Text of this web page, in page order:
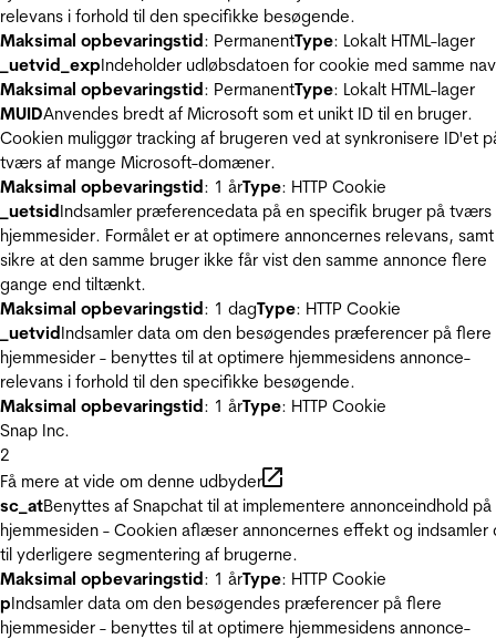
relevans i forhold til den specifikke besøgende.
Maksimal opbevaringstid: PermanentType: Lokalt HTML-lager
_uetvid_expIndeholder udløbsdatoen for cookie med samme
Maksimal opbevaringstid: PermanentType: Lokalt HTML-lager
MUIDAnvendes bredt af Microsoft som et unikt ID til en bruger.
Cookien muliggør tracking af brugeren ved at synkronisere ID'et
tværs af mange Microsoft-domæner.
Maksimal opbevaringstid: 1 årType: HTTP Cookie
_uetsidIndsamler præferencedata på en specifik bruger på tværs
hjemmesider. Formålet er at optimere annoncernes relevans, samt
sikre at den samme bruger ikke får vist den samme annonce flere
gange end tiltænkt.
Maksimal opbevaringstid: 1 dagType: HTTP Cookie
_uetvidIndsamler data om den besøgendes præferencer på flere
hjemmesider - benyttes til at optimere hjemmesidens annonce-
relevans i forhold til den specifikke besøgende.
Maksimal opbevaringstid: 1 årType: HTTP Cookie
Snap Inc.
2
Få mere at vide om denne udbyder
sc_atBenyttes af Snapchat til at implementere annonceindhold på
hjemmesiden - Cookien aflæser annoncernes effekt og indsamler
til yderligere segmentering af brugerne.
Maksimal opbevaringstid: 1 årType: HTTP Cookie
pIndsamler data om den besøgendes præferencer på flere
hjemmesider - benyttes til at optimere hjemmesidens annonce-